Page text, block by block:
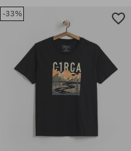
Mărimi existente:
-33%